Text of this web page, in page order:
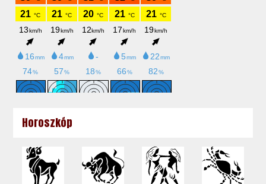
Horoszkóp